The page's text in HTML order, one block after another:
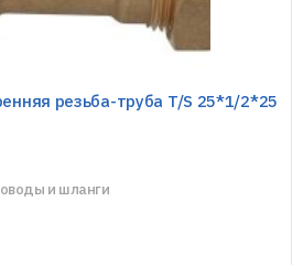
резьба-труба T/S 25*1/2*25
и шланги